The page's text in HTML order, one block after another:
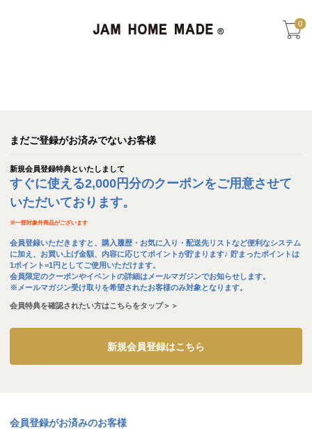
0
まだご登録がお済みでないお客様
新規会員登録特典といたしまして
すぐに使える2,000円分のクーポンをご用意させて
いただいております。
※一部対象外商品がございます
会員登録いただきますと、購入履歴・お気に入り・配送先リストなど便利なシステム
に加え、お買い上げ金額、内容に応じてポイントが貯まります♪ 貯まったポイントは
1ポイント=1円としてご使用いただけます。
会員限定のクーポンやイベントの詳細はメールマガジンでお知らせします。
※メールマガジン受け取りを希望されたお客様のみ対象となります。
会員特典を確認されたい方はこちらをタップ＞＞
新規会員登録はこちら
会員登録がお済みのお客様